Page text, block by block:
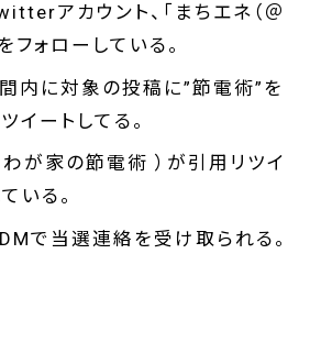
アカウント、「まちエネ（＠
フォローしている。
内に対象の投稿に”節電術”を
イートしてる。
わが家の節電術 ）が引用リツイ
いる。
で当選連絡を受け取られる。